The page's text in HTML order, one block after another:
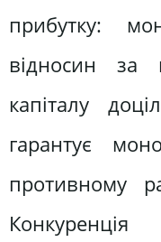
прибутку:
відносин за
капіталу
гарантує
противному